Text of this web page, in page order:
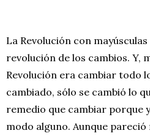
La Revolución con
revolución de los cambios. Y,
Revolución era cambiar todo
cambiado, sólo se cambió lo
remedio que cambiar porque
modo alguno. Aunque pareció